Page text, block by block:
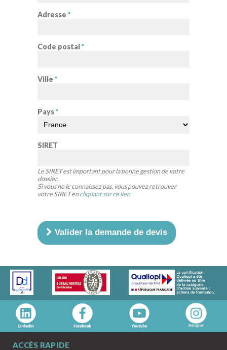
Adresse *
Code postal *
Ville *
Pays*
SIRET
Le SIRET est important pour la bonne gestion de votre
dossier.
Si vous ne le connaissez pas, vous pouvez retrouver
votre SIRET encliquant sur ce lien
Valider la demande de devis
ACCÈS RAPIDE